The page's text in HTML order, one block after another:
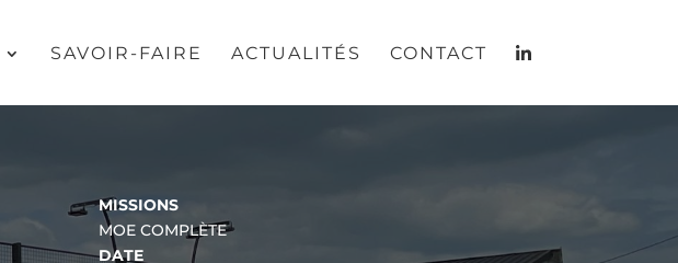
SAVOIR-FAIRE ACTUALITÉS CONTACT
MISSIONS
MOE COMPLÈTE
DATE